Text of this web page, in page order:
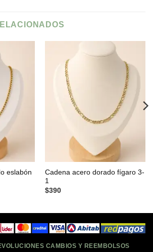
eslabón
Cadena acero dorado fígaro 3-
1
$390
CAMBIOS Y REEMBOLSOS